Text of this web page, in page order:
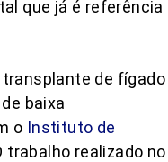
que já é referência
de fígado
baixa
o Instituto de
trabalho realizado no